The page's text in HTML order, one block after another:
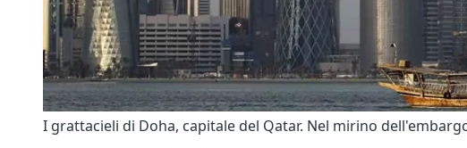
I grattacieli di Doha, capitale del Qatar. Nel mirino